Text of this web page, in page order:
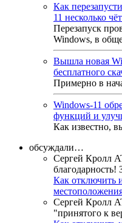
Как
11 несколько
Перезапуск
Windows, в
Вышла новая
бесплатного
Примерно в
Windows-11
функций и
Как известно,
обсуждали…
Сергей Кролл
благодарность!
Как отключить
Сергей Кролл
"принятого к